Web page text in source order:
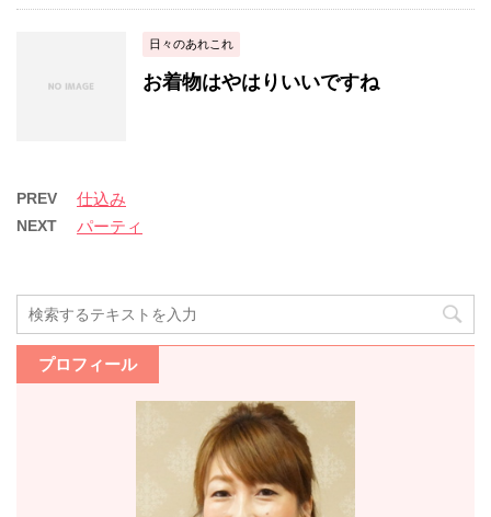
日々のあれこれ
お着物はやはりいいですね
PREV 仕込み
NEXT パーティ
プロフィール